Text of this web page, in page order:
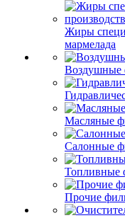
Жиры
мармелада
Воздушные
Масляные
Салонные
Топливные
Прочие